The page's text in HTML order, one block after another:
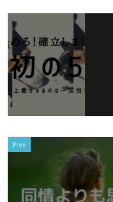
Prev